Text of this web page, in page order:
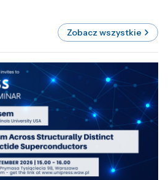
Zobacz wszystkie